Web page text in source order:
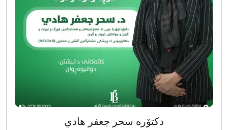
دکتۆرە سحر جعفر هادي